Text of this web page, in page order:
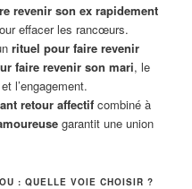
revenir son ex rapidement
effacer les rancœurs.
rituel pour faire revenir
faire revenir son mari, le
l’engagement.
retour affectifcombiné à
garantit une union
: QUELLE VOIE CHOISIR ?